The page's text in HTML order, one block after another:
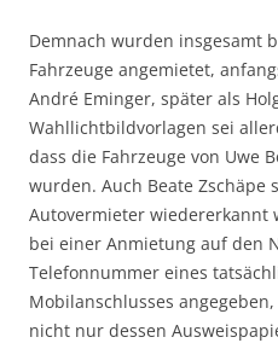
Demnach wurden insgesamt
Fahrzeuge angemietet,
André Eminger, später als
Wahllichtbildvorlagen sei
dass die Fahrzeuge von Uwe
wurden. Auch Beate
Autovermieter wiedererkannt
bei einer Anmietung auf den
Telefonnummer eines
Mobilanschlusses
nicht nur dessen